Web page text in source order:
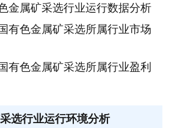
金属矿采选行业运行数据分析
有色金属矿采选所属行业市场
有色金属矿采选所属行业盈利
选行业运行环境分析